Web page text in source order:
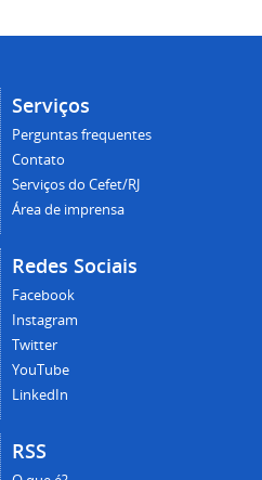
Serviços
Perguntas frequentes
Contato
Serviços do Cefet/RJ
Área de imprensa
Redes Sociais
Facebook
Instagram
Twitter
YouTube
LinkedIn
RSS